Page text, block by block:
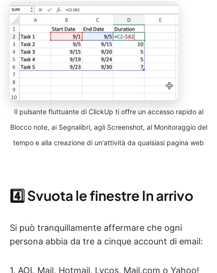
Il pulsante fluttuante di ClickUp ti offre un accesso rapido al
Blocco note, ai Segnalibri, agli Screenshot, al Monitoraggio del
tempo e alla creazione di un'attività da qualsiasi pagina web
4️⃣ Svuota le finestre In arrivo
Si può tranquillamente affermare che ogni
persona abbia da tre a cinque account di email:
1. AOL Mail, Hotmail, Lycos, Mail.com o Yahoo!